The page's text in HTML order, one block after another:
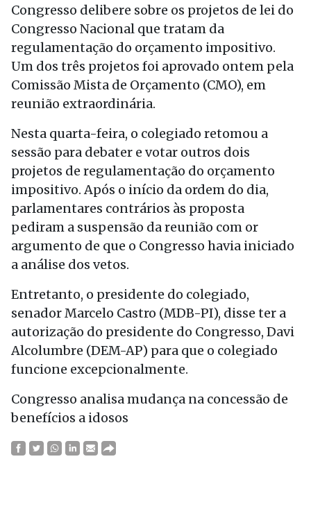
Congresso delibere sobre os projetos de lei do
Congresso Nacional que tratam da
regulamentação do orçamento impositivo.
Um dos três projetos foi aprovado ontem pela
Comissão Mista de Orçamento (CMO), em
reunião extraordinária.
Nesta quarta-feira, o colegiado retomou a
sessão para debater e votar outros dois
projetos de regulamentação do orçamento
impositivo. Após o início da ordem do dia,
parlamentares contrários às proposta
pediram a suspensão da reunião com or
argumento de que o Congresso havia iniciado
a análise dos vetos.
Entretanto, o presidente do colegiado,
senador Marcelo Castro (MDB-PI), disse ter a
autorização do presidente do Congresso, Davi
Alcolumbre (DEM-AP) para que o colegiado
funcione excepcionalmente.
Congresso analisa mudança na concessão de
benefícios a idosos